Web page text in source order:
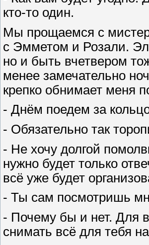
кто-то один.
Мы прощаемся с
с Эмметом и Розали.
но и быть вчетвером
менее замечательно
крепко обнимает меня
- Днём поедем за
- Обязательно так
- Не хочу долгой
нужно будет только
всё уже будет
- Ты сам посмотришь
- Почему бы и нет. Для
снимать всё для тебя